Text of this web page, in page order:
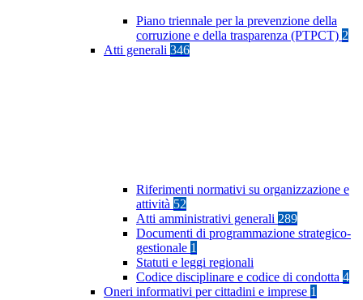
Piano triennale per la prevenzione della
corruzione e della trasparenza (PTPCT) 2
Atti generali 346
Riferimenti normativi su organizzazione e
attività 52
Atti amministrativi generali 289
Documenti di programmazione strategico-
gestionale 1
Statuti e leggi regionali
Codice disciplinare e codice di condotta 4
Oneri informativi per cittadini e imprese 1